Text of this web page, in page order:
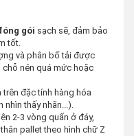
gói sạch sẽ, đảm bảo
tốt.
và phân bố tải được
nén quá mức hoặc
trên đặc tính hàng hóa
nhìn thấy nhãn...).
2-3 vòng quấn ở đáy,
pallet theo hình chữ Z